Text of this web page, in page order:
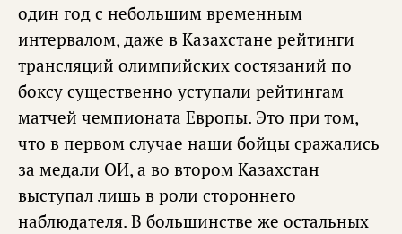
один год с небольшим временным
интервалом, даже в Казахстане рейтинги
трансляций олимпийских состязаний по
боксу существенно уступали рейтингам
матчей чемпионата Европы. Это при том,
что в первом случае наши бойцы сражались
за медали ОИ, а во втором Казахстан
выступал лишь в роли стороннего
наблюдателя. В большинстве же остальных